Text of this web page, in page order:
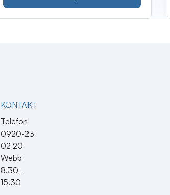
KONTAKT​
Telefon
0920-23
02 20
Webb
8.30-
15.30